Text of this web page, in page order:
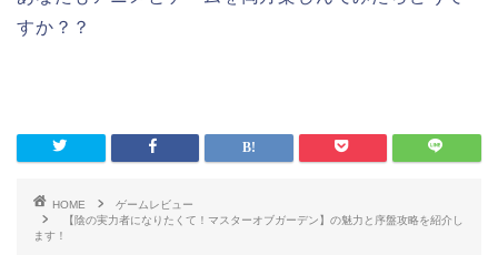
すか？？
HOME
ゲームレビュー
【陰の実力者になりたくて！マスターオブガーデン】の魅力と序盤攻略を紹介し
ます！